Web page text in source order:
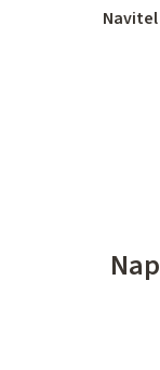
Navitel